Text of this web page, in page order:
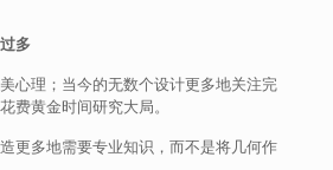
多
心理；当今的无数个设计更多地关注完
费黄金时间研究大局。
更多地需要专业知识，而不是将几何作